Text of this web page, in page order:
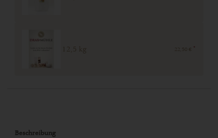
12,5 kg 22,50 € *
Beschreibung